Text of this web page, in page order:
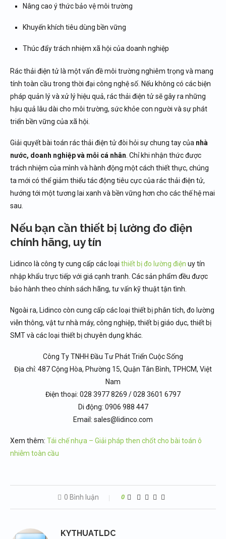
Nâng cao ý thức bảo vệ môi trường
Khuyến khích tiêu dùng bền vững
Thúc đẩy trách nhiệm xã hội của doanh nghiệp
Rác thải điện tử là một vấn đề môi trường nghiêm trọng và mang
tính toàn cầu trong thời đại công nghệ số. Nếu không có các biện
pháp quản lý và xử lý hiệu quả, rác thải điện tử sẽ gây ra những
hậu quả lâu dài cho môi trường, sức khỏe con người và sự phát
triển bền vững của xã hội.
Giải quyết bài toán rác thải điện tử đòi hỏi sự chung tay của nhà
nước, doanh nghiệp và mỗi cá nhân . Chỉ khi nhận thức được
trách nhiệm của mình và hành động một cách thiết thực, chúng
ta mới có thể giảm thiểu tác động tiêu cực của rác thải điện tử,
hướng tới một tương lai xanh và bền vững hơn cho các thế hệ mai
sau.
Nếu bạn cần thiết bị lường đo điện
chính hãng, uy tín
Lidinco là công ty cung cấp các loại thiết bị đo lường điện uy tín
nhập khẩu trực tiếp với giá cạnh tranh. Các sản phẩm đều được
bảo hành theo chính sách hãng, tư vấn kỹ thuật tận tình.
Ngoài ra, Lidinco còn cung cấp các loại thiết bị phân tích, đo lường
viễn thông, vật tư nhà máy, công nghiệp, thiết bị giáo dục, thiết bị
SMT và các loại thiết bị chuyên dụng khác.
Công Ty TNHH Đầu Tư Phát Triển Cuộc Sống
Địa chỉ: 487 Cộng Hòa, Phường 15, Quận Tân Bình, TPHCM, Việt
Nam
Điện thoại: 028 3977 8269 / 028 3601 6797
Di động: 0906 988 447
Email: sales@lidinco.com
Xem thêm: Tái chế nhựa – Giải pháp then chốt cho bài toán ô
nhiễm toàn cầu
0 Bình luận 0
KYTHUATLDC